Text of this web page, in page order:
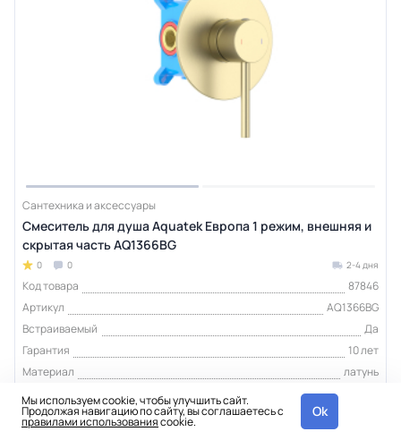
Сантехника и аксессуары
Смеситель для душа Aquatek Европа 1 режим, внешняя и
скрытая часть AQ1366BG
0 0 2-4 дня
Код товара
87846
Артикул
AQ1366BG
Встраиваемый
Да
Гарантия
10 лет
Материал
латунь
Тип изделия
смеситель для душа
Мы используем cookie, чтобы улучшить сайт.
Продолжая навигацию по сайту, вы соглашаетесь с
правилами использованияcookie.
Ok